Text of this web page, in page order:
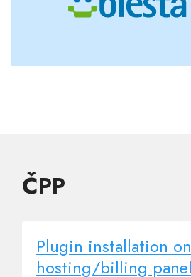
ČPP
Plugin installation
hosting/billing